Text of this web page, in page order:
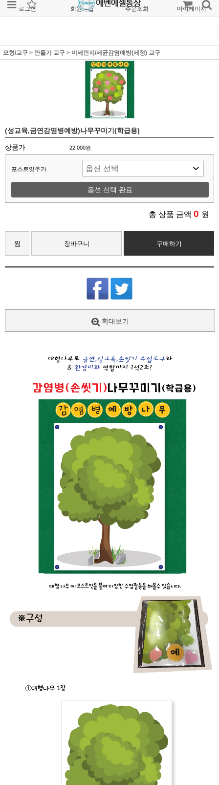
로그인 회원가입 주문조회 마이페이지
모형/교구 > 만들기 교구 > 미세먼지/세균감염예방(세정) 교구
(성교육,금연감염병예방)나무꾸미기(학급용)
상품가 22,000원
포스트잇추가
옵션 선택 완료
총 상품 금액 0 원
찜 장바구니 구매하기
확대보기